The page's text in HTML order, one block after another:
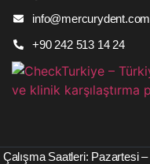
info@mercurydent.com
+90 242 513 14 24
Çalışma Saatleri: Pazartesi